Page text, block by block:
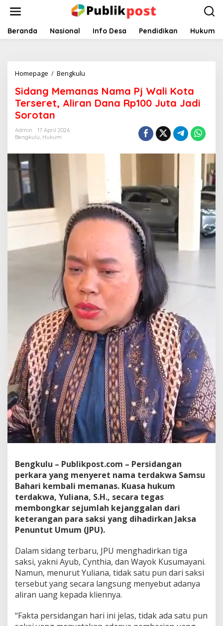
Beranda Nasional Info Desa Pendidikan Hukum
Homepage / Bengkulu
Nama
Pj
Wali
Rp100
Sorotan
Sidang Memanas Nama Pj Wali Kota
Terseret, Aliran Dana Rp100 Juta Jadi
Sorotan
Admin
17 April 2026
Bengkulu, Hukum
Bengkulu – Publikpost.com – Persidangan
perkara yang menyeret nama terdakwa Samsu
Bahari kembali memanas. Kuasa hukum
terdakwa, Yuliana, S.H., secara tegas
membongkar sejumlah kejanggalan dari
keterangan para saksi yang dihadirkan Jaksa
Penuntut Umum (JPU).
Dalam sidang terbaru, JPU menghadirkan tiga
saksi, yakni Ayub, Cynthia, dan Wayok Kusumayani.
Namun, menurut Yuliana, tidak satu pun dari saksi
tersebut yang secara langsung menyebut adanya
aliran uang kepada kliennya.
“Fakta persidangan hari ini jelas, tidak ada satu pun